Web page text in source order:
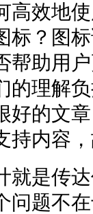
高效地
标？图
帮助用
的理解
好的文
持内容
就是传
问题不